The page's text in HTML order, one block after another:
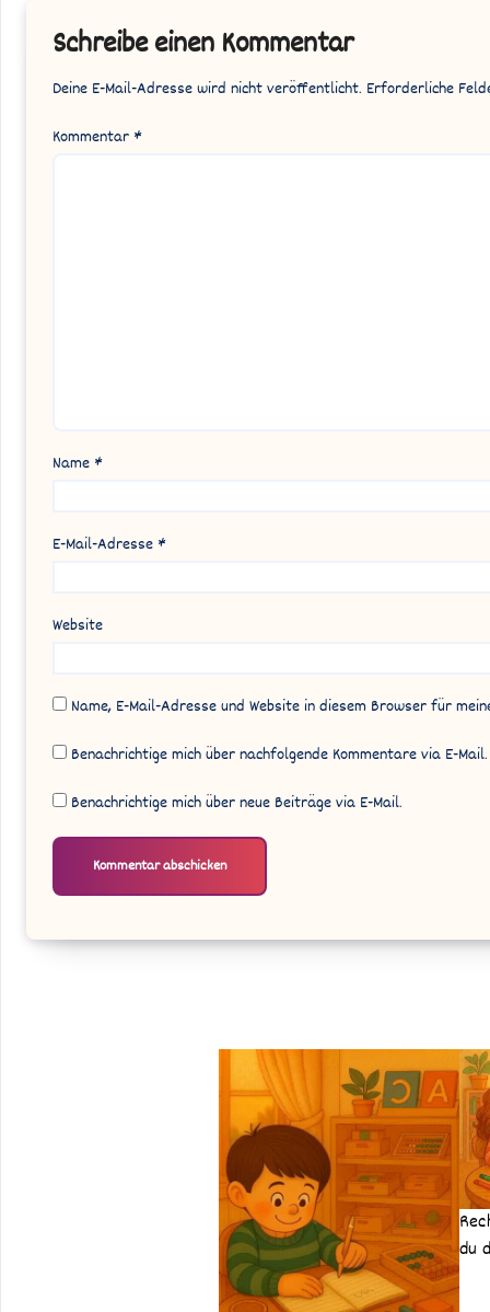
Schreibe einen Kommentar
Deine E-Mail-Adresse wird nicht veröffentlicht. Erforderliche
Kommentar *
Name *
E-Mail-Adresse *
Website
Name, E-Mail-Adresse und Website in diesem Browser für
Benachrichtige mich über nachfolgende Kommentare via E-Mail.
Benachrichtige mich über neue Beiträge via E-Mail.
du